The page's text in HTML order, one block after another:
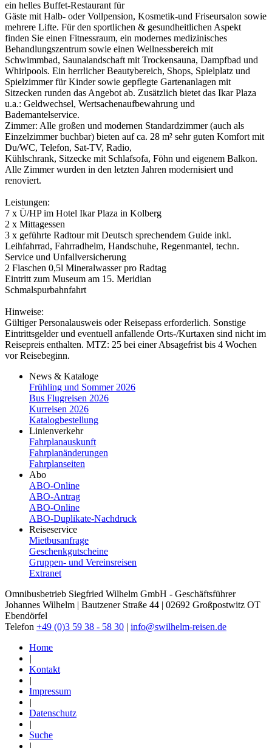
ein helles Buffet-Restaurant für
Gäste mit Halb- oder Vollpension, Kosmetik-und Friseursalon sowie
mehrere Lifte. Für den sportlichen & gesundheitlichen Aspekt
finden Sie einen Fitnessraum, ein modernes medizinisches
Behandlungszentrum sowie einen Wellnessbereich mit
Schwimmbad, Saunalandschaft mit Trockensauna, Dampfbad und
Whirlpools. Ein herrlicher Beautybereich, Shops, Spielplatz und
Spielzimmer für Kinder sowie gepflegte Gartenanlagen mit
Sitzecken runden das Angebot ab. Zusätzlich bietet das Ikar Plaza
u.a.: Geldwechsel, Wertsachenaufbewahrung und
Bademantelservice.
Zimmer: Alle großen und modernen Standardzimmer (auch als
Einzelzimmer buchbar) bieten auf ca. 28 m² sehr guten Komfort mit
Du/­WC, Telefon, Sat-TV, Radio,
Kühlschrank, Sitzecke mit Schlafsofa, Föhn und eigenem Balkon.
Alle Zimmer wurden in den letzten Jahren modernisiert und
renoviert.
Leistungen:
7 x Ü/­HP im Hotel Ikar Plaza in Kolberg
2 x Mittagessen
3 x geführte Radtour mit Deutsch sprechendem Guide inkl.
Leihfahrrad, Fahrradhelm, Handschuhe, Regenmantel, techn.
Service und Unfallversicherung
2 Flaschen 0,5l Mineralwasser pro Radtag
Eintritt zum Museum am 15. Meridian
Schmalspurbahnfahrt
Hinweise:
Gültiger Personalausweis oder Reisepass erforderlich. Sonstige
Eintrittsgelder und eventuell anfallende Orts-/­Kurtaxen sind nicht im
Reisepreis enthalten. MTZ: 25 bei einer Absagefrist bis 4 Wochen
vor Reisebeginn.
News & Kataloge
Frühling und Sommer 2026
Bus Flugreisen 2026
Kurreisen 2026
Katalogbestellung
Linienverkehr
Fahrplanauskunft
Fahrplanänderungen
Fahrplanseiten
Abo
ABO-Online
ABO-​Antrag
ABO-​Online
ABO-​Duplikate-​Nachdruck
Reiseservice
Mietbusanfrage
Geschenkgutscheine
Gruppen- und Vereinsreisen
Extranet
Omnibusbetrieb Siegfried Wilhelm GmbH - Geschäftsführer
Johannes Wilhelm | Bautzener Straße 44 | 02692 Großpostwitz OT
Ebendörfel
Telefon +49 (0)3 59 38 - 58 30 | info@swilhelm-reisen.de
Home
|
Kontakt
|
Impressum
|
Datenschutz
|
Suche
|